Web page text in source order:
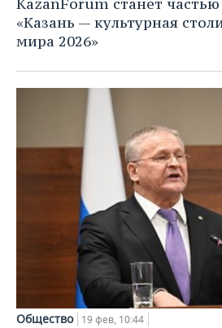
«Казань — культурная
мира 2026»
Общество 19 фев, 10:44